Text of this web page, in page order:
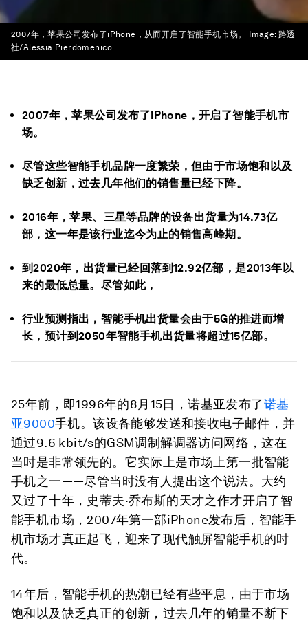
2007年，苹果公司发布了iPhone，从而开启了智能手机市场。 Image:路透
社/Alessia Pierdomenico
2007年，苹果公司发布了iPhone，开启了智能手机市
场。
尽管这些智能手机品牌一度繁荣，但由于市场饱和以及
缺乏创新，过去几年他们的销售量已经下降。
2016年，苹果、三星等品牌的设备出货量为14.73亿
部，这一年是该行业迄今为止的销售高峰期。
到2020年，出货量已经回落到12.92亿部，是2013年以
来的最低总量。尽管如此，
行业预测指出，智能手机出货量会由于5G的推进而增
长，预计到2050年智能手机出货量将超过15亿部。
25年前，即1996年的8月15日，诺基亚发布了诺基
亚9000手机。该设备能够发送和接收电子邮件，并
通过9.6 kbit/s的GSM调制解调器访问网络，这在
当时是非常领先的。它实际上是市场上第一批智能
手机之一——尽管当时没有人提出这个说法。大约
又过了十年，史蒂夫·乔布斯的天才之作才开启了智
能手机市场，2007年第一部iPhone发布后，智能手
机市场才真正起飞，迎来了现代触屏智能手机的时
代。
14年后，智能手机的热潮已经有些平息，由于市场
饱和以及缺乏真正的创新，过去几年的销量不断下